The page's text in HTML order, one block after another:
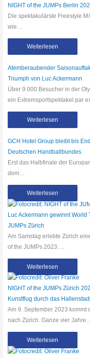
NIGHT of the JUMPs Berlin
Die spektakulärste Freestyle
wie…
Weiterlesen
Atemberaubender
Triumph von Luc Ackermann
Über 9.000 Besucher in der
ein Extremsportspektakel par
Weiterlesen
GCH Hotel Group bleibt bis
Deutschen Handballbundes
Erst das Halbfinale der
dem…
Weiterlesen
Luc Ackermann gewinnt World
JUMPs Zürich
Am Samstag erlebte Zürich
of the JUMPs 2023….
Weiterlesen
NIGHT of the JUMPs Zürich
Kunstflug durch das
Am 9. September 2023 kommt
nach Zürich. Ganze vier
Weiterlesen